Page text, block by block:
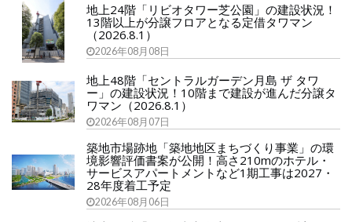
地上24階「リビオタワー芝公園」の建設状況！
13階以上が分譲フロアとなる定借タワマン
（2026.8.1）
2026年08月08日
地上48階「セントラルガーデン月島 ザ タワ
ー」の建設状況！10階まで建設が進んだ分譲タ
ワマン（2026.8.1）
2026年08月07日
築地市場跡地「築地地区まちづくり事業」の環
境影響評価書案が公開！高さ210mのホテル・
サービスアパートメントなど1期工事は2027・
28年度着工予定
2026年08月06日